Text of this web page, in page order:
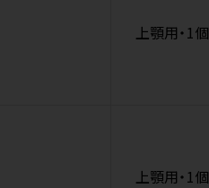
上顎用・1個
上顎用・1個